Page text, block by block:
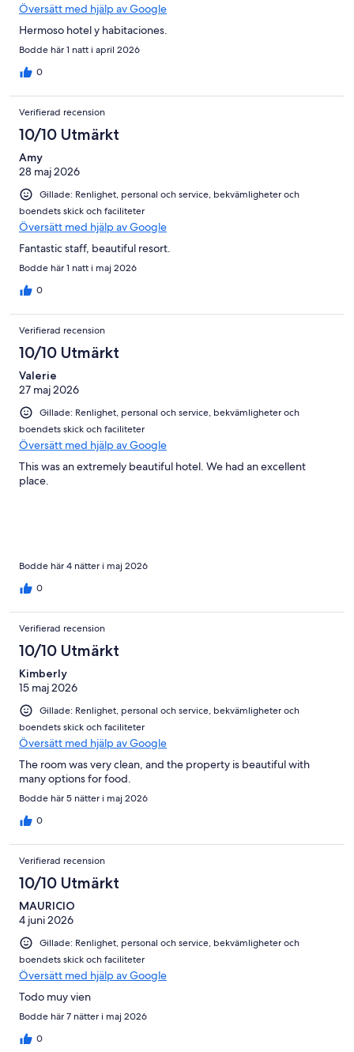
Översätt med hjälp av Google
Hermoso hotel y habitaciones.
Bodde här 1 natt i april 2026
0
Verifierad recension
10/10 Utmärkt
Amy
28 maj 2026
Gillade: Renlighet, personal och service, bekvämligheter och
boendets skick och faciliteter
Översätt med hjälp av Google
Fantastic staff, beautiful resort.
Bodde här 1 natt i maj 2026
0
Verifierad recension
10/10 Utmärkt
Valerie
27 maj 2026
Gillade: Renlighet, personal och service, bekvämligheter och
boendets skick och faciliteter
Översätt med hjälp av Google
This was an extremely beautiful hotel. We had an excellent
place.
Bodde här 4 nätter i maj 2026
0
Verifierad recension
10/10 Utmärkt
Kimberly
15 maj 2026
Gillade: Renlighet, personal och service, bekvämligheter och
boendets skick och faciliteter
Översätt med hjälp av Google
The room was very clean, and the property is beautiful with
many options for food.
Bodde här 5 nätter i maj 2026
0
Verifierad recension
10/10 Utmärkt
MAURICIO
4 juni 2026
Gillade: Renlighet, personal och service, bekvämligheter och
boendets skick och faciliteter
Översätt med hjälp av Google
Todo muy vien
Bodde här 7 nätter i maj 2026
0